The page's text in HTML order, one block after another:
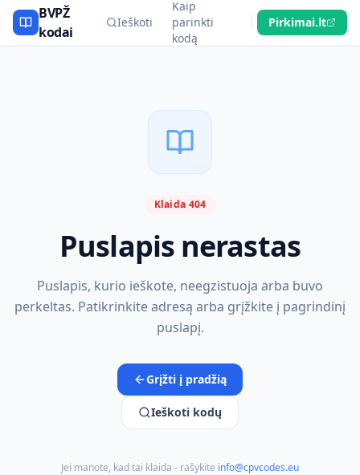
BVPŽ
kodai
Ieškoti
Kaip
parinkti
kodą
Pirkimai.lt
Klaida 404
Puslapis nerastas
Puslapis, kurio ieškote, neegzistuoja arba buvo
perkeltas. Patikrinkite adresą arba grįžkite į pagrindinį
puslapį.
Grįžti į pradžią
Ieškoti kodų
Jei manote, kad tai klaida - rašykite info@cpvcodes.eu